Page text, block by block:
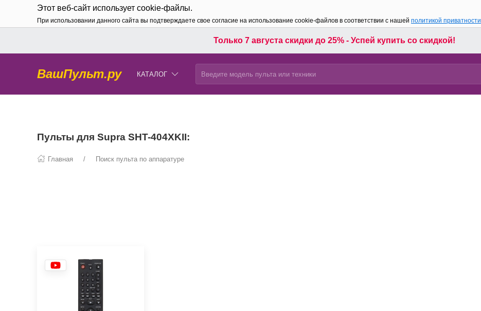
Этот веб-сайт использует cookie-файлы.
При использовании данного сайта вы подтверждаете свое согласие на использование cookie-файлов в соответствии с нашей политикой приватности
Только 7 августа скидки до 25% - Успей купить со скидкой!
ВашПульт.ру КАТАЛОГ
Пульты для Supra SHT-404XKII:
Главная Поиск пульта по аппаратуре